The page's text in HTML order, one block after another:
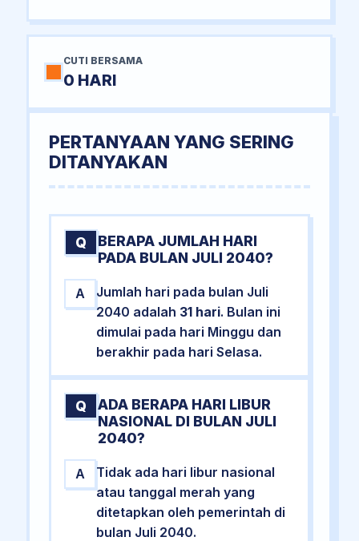
CUTI BERSAMA
0 HARI
PERTANYAAN YANG SERING
DITANYAKAN
Q
BERAPA JUMLAH HARI
PADA BULAN JULI 2040?
A
Jumlah hari pada bulan Juli
2040 adalah 31 hari. Bulan ini
dimulai pada hari Minggu dan
berakhir pada hari Selasa.
Q
ADA BERAPA HARI LIBUR
NASIONAL DI BULAN JULI
2040?
A
Tidak ada hari libur nasional
atau tanggal merah yang
ditetapkan oleh pemerintah di
bulan Juli 2040.